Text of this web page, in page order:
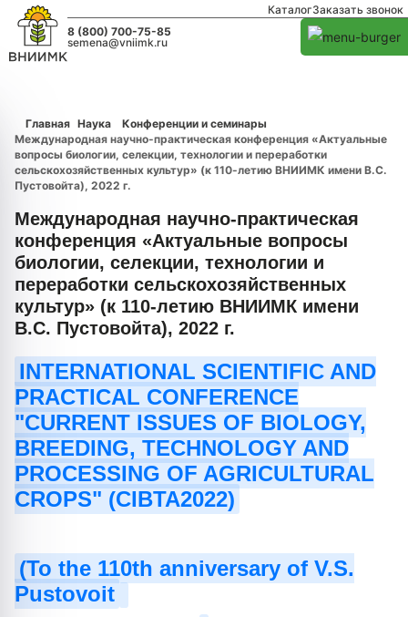
КаталогЗаказать звонок
8 (800) 700-75-85
semena@vniimk.ru
Главная Наука
Конференции и семинары
Международная научно-практическая конференция «Актуальные
вопросы биологии, селекции, технологии и переработки
сельскохозяйственных культур» (к 110-летию ВНИИМК имени В.С.
Пустовойта), 2022 г.
Международная научно-практическая
конференция «Актуальные вопросы
биологии, селекции, технологии и
переработки сельскохозяйственных
культур» (к 110-летию ВНИИМК имени
В.С. Пустовойта), 2022 г.
INTERNATIONAL SCIENTIFIC AND
PRACTICAL CONFERENCE
"CURRENT ISSUES OF BIOLOGY,
BREEDING, TECHNOLOGY AND
PROCESSING OF AGRICULTURAL
CROPS" (CIBTA2022)
(To the 110th anniversary of V.S.
Pustovoit